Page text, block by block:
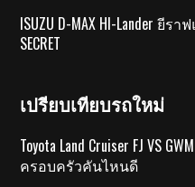
ISUZU D-MAX HI-Lander ยี
SECRET
เปรียบเทียบรถใหม่
Toyota Land Cruiser FJ VS
ครอบครัวคันไหนดี